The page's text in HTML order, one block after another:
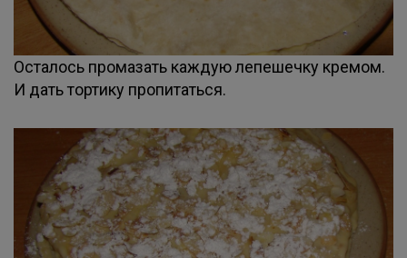
Осталось промазать каждую лепешечку кремом.
И дать тортику пропитаться.